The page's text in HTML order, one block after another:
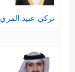
تركي عبيد المري